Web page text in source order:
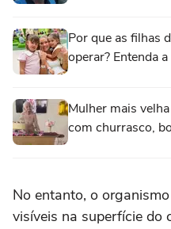
Por que as filhas
operar? Entenda
Mulher mais
com churrasco,
No entanto, o
visíveis na superfície do